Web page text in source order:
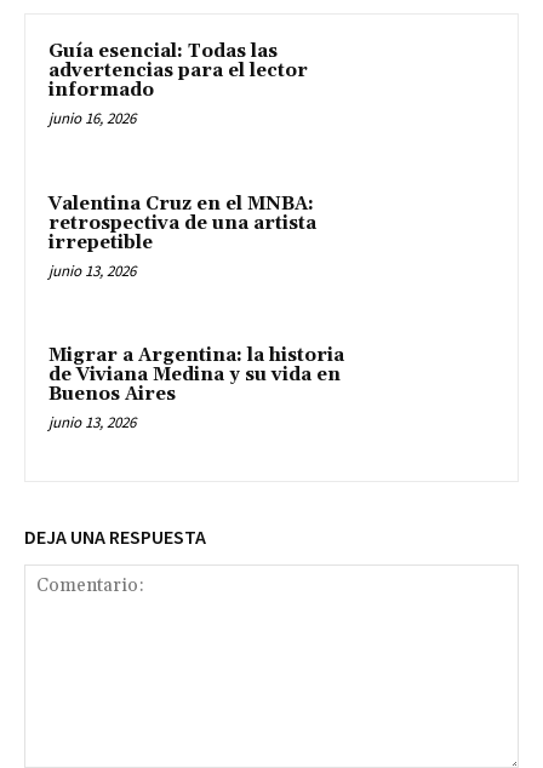
Guía esencial: Todas las
advertencias para el lector
informado
junio 16, 2026
Valentina Cruz en el MNBA:
retrospectiva de una artista
irrepetible
junio 13, 2026
Migrar a Argentina: la historia
de Viviana Medina y su vida en
Buenos Aires
junio 13, 2026
DEJA UNA RESPUESTA